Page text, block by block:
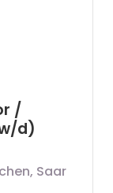
/
d)
Saar